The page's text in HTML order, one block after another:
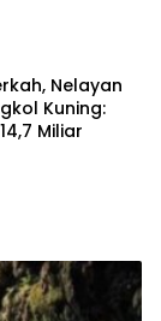
Nelayan
Kuning:
Miliar